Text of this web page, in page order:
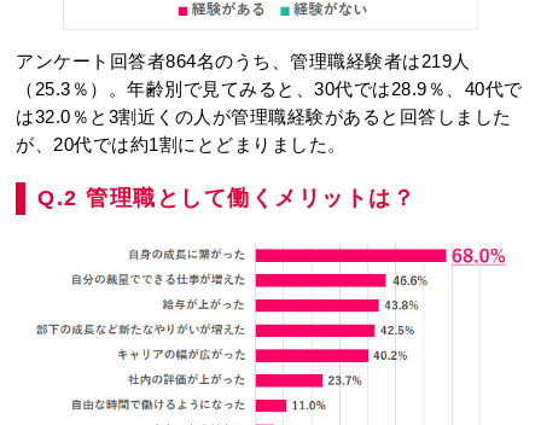
アンケート回答者864名のうち、管理職経験者は219人
（25.3％）。年齢別で見てみると、30代では28.9％、40代で
は32.0％と3割近くの人が管理職経験があると回答しました
が、20代では約1割にとどまりました。
Q.2 管理職として働くメリットは？